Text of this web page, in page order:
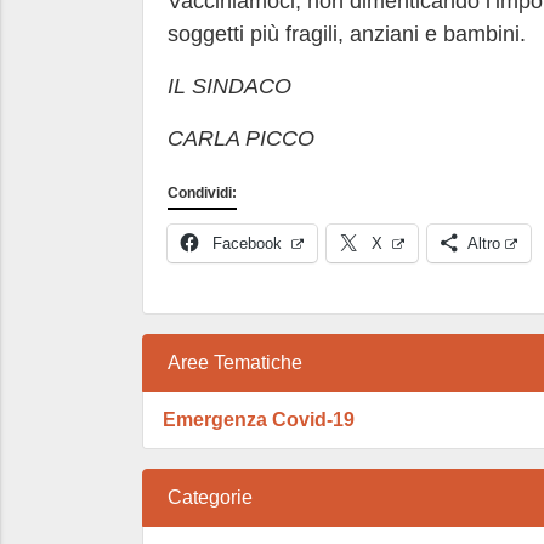
soggetti più fragili, anziani e bambini.
IL SINDACO
CARLA PICCO
Condividi:
Facebook X Altro
Aree Tematiche
Emergenza Covid-19
Categorie